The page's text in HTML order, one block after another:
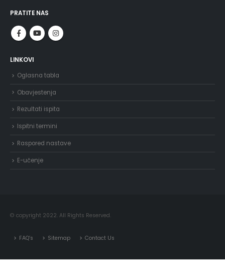
PRATITE NAS
LINKOVI
Oglasna tabla
Obavjestenja
Rezultati ispita
Ispitni termini
Raspored nastave
E-učenje
© copyright 2022. All Rights Reserved.
FAQ’s Sitemap Contact Us